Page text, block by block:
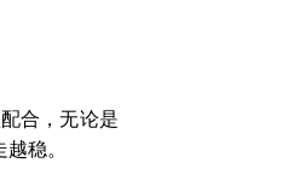
合，无论是
稳。